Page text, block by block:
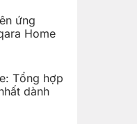
ứng
Home
Tổng hợp
dành